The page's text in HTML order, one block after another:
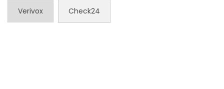
Verivox Check24